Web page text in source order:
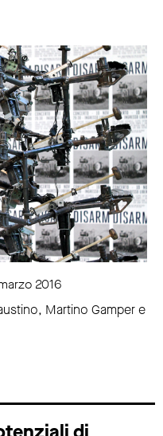
2016
Martino Gamper e